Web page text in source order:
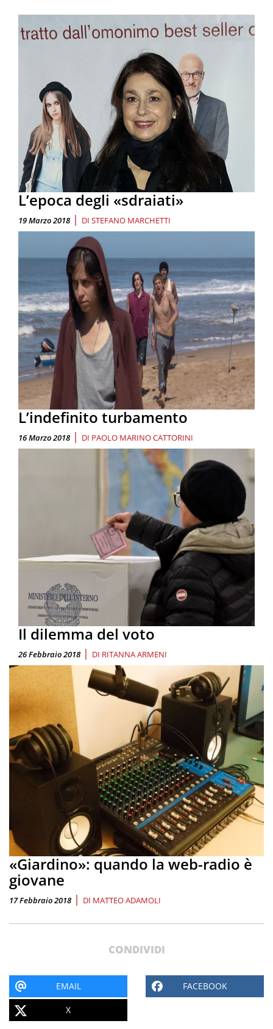
L’epoca degli «sdraiati»
19 Marzo 2018 | DI STEFANO MARCHETTI
L’indefinito turbamento
16 Marzo 2018 | DI PAOLO MARINO CATTORINI
Il dilemma del voto
26 Febbraio 2018 | DI RITANNA ARMENI
«Giardino»: quando la web-radio è
giovane
17 Febbraio 2018 | DI MATTEO ADAMOLI
CONDIVIDI
EMAIL FACEBOOK
X